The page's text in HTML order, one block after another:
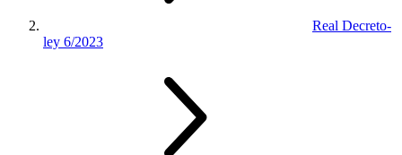
Real Decreto-
ley 6/2023